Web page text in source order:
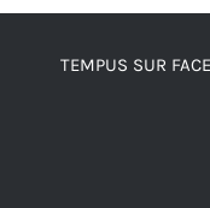
TEMPUS SUR